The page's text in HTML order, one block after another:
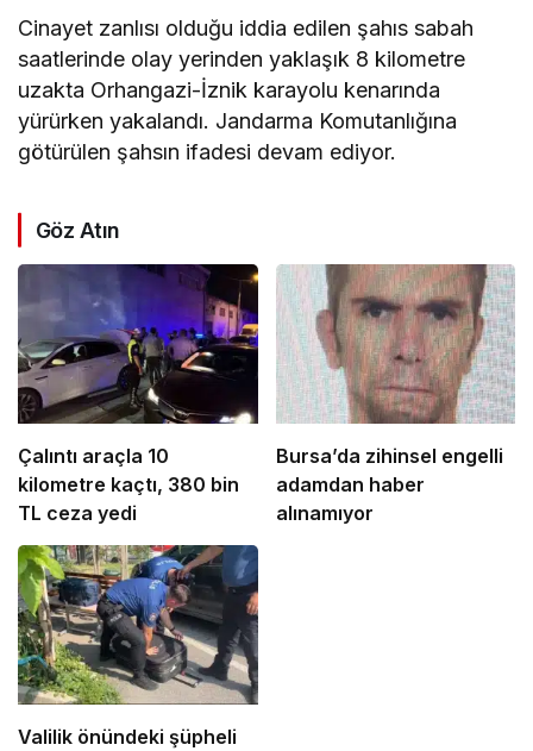
Cinayet zanlısı olduğu iddia edilen şahıs sabah
saatlerinde olay yerinden yaklaşık 8 kilometre
uzakta Orhangazi-İznik karayolu kenarında
yürürken yakalandı. Jandarma Komutanlığına
götürülen şahsın ifadesi devam ediyor.
Göz Atın
Çalıntı araçla 10
kilometre kaçtı, 380 bin
TL ceza yedi
Bursa’da zihinsel engelli
adamdan haber
alınamıyor
Valilik önündeki şüpheli